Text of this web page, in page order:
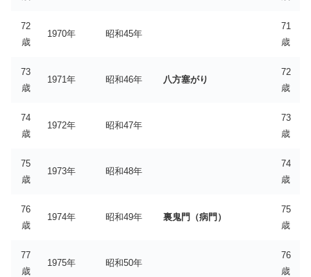
72
歳
1970年 昭和45年
71
歳
73
歳
1971年 昭和46年 八方塞がり
72
歳
74
歳
1972年 昭和47年
73
歳
75
歳
1973年 昭和48年
74
歳
76
歳
1974年 昭和49年 裏鬼門（病門）
75
歳
77
歳
1975年 昭和50年
76
歳